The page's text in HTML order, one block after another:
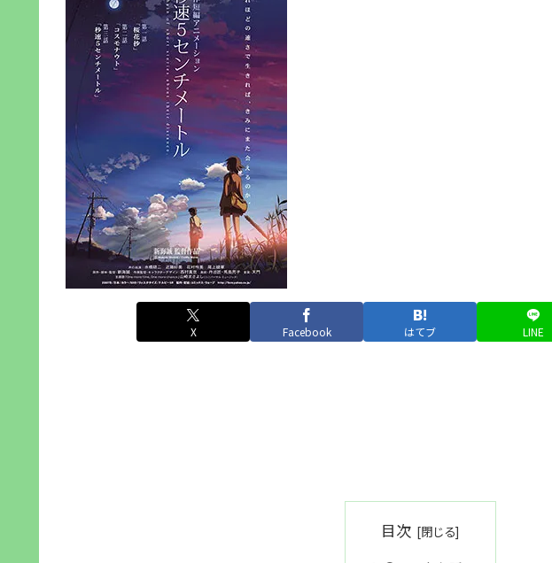
X Facebook はてブ LINE
目次